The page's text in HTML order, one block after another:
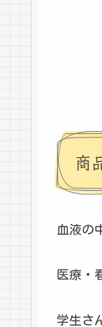
商
血液の
医療・
学生さ